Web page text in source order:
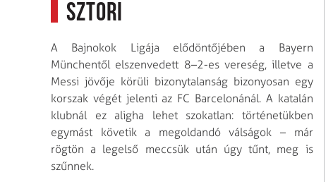
sztori
A Bajnokok Ligája elődöntőjében a Bayern
Münchentől elszenvedett 8–2-es vereség, illetve a
Messi jövője körüli bizonytalanság bizonyosan egy
korszak végét jelenti az FC Bar­ce­lonánál. A katalán
klubnál ez aligha lehet szokatlan: történetükben
egymást követik a megoldandó válságok – már
rögtön a legelső meccsük után úgy tűnt, meg is
szűnnek.